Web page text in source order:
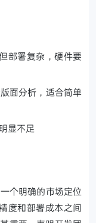
部署复杂，硬件要
面分析，适合简单
显不足
个明确的市场定位
度和部署成本之间